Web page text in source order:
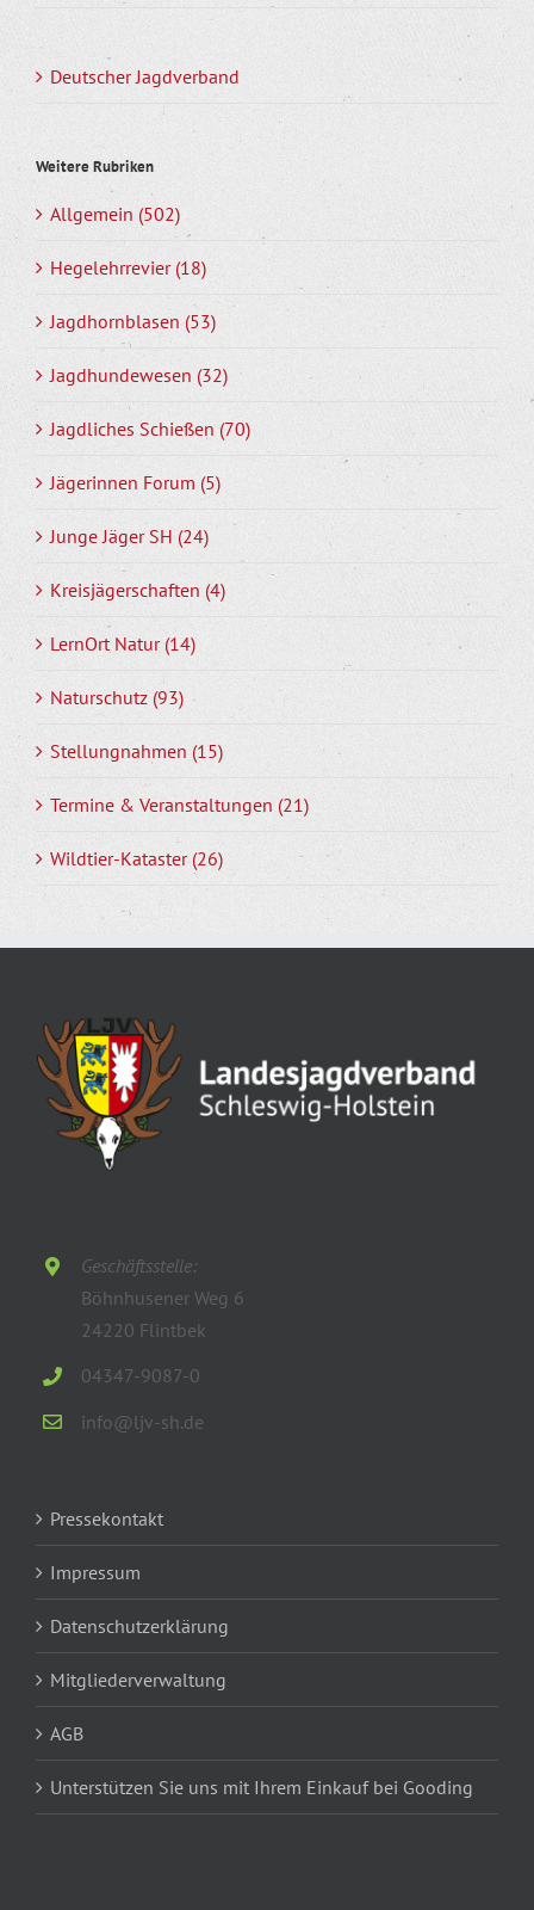
Deutscher Jagdverband
Weitere Rubriken
Allgemein (502)
Hegelehrrevier (18)
Jagdhornblasen (53)
Jagdhundewesen (32)
Jagdliches Schießen (70)
Jägerinnen Forum (5)
Junge Jäger SH (24)
Kreisjägerschaften (4)
LernOrt Natur (14)
Naturschutz (93)
Stellungnahmen (15)
Termine & Veranstaltungen (21)
Wildtier-Kataster (26)
Geschäftsstelle:
Böhnhusener Weg 6
24220 Flintbek
04347-9087-0
info@ljv-sh.de
Pressekontakt
Impressum
Datenschutzerklärung
Mitgliederverwaltung
AGB
Unterstützen Sie uns mit Ihrem Einkauf bei Gooding